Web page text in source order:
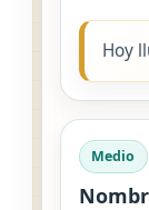
Hoy
Medio